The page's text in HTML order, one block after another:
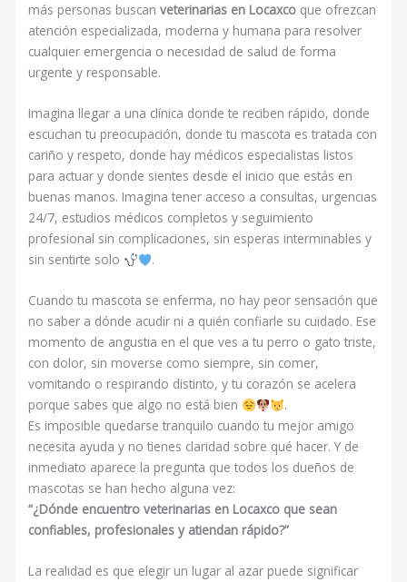
más personas buscanveterinarias en Locaxco que ofrezcan
atención especializada, moderna y humana para resolver
cualquier emergencia o necesidad de salud de forma
urgente y responsable.
Imagina llegar a una clínica donde te reciben rápido, donde
escuchan tu preocupación, donde tu mascota es tratada con
cariño y respeto, donde hay médicos especialistas listos
para actuar y donde sientes desde el inicio que estás en
buenas manos. Imagina tener acceso a consultas, urgencias
24/7, estudios médicos completos y seguimiento
profesional sin complicaciones, sin esperas interminables y
sin sentirte solo
.
Cuando tu mascota se enferma, no hay peor sensación que
no saber a dónde acudir ni a quién confiarle su cuidado. Ese
momento de angustia en el que ves a tu perro o gato triste,
con dolor, sin moverse como siempre, sin comer,
vomitando o respirando distinto, y tu corazón se acelera
porque sabes que algo no está bien
.
Es imposible quedarse tranquilo cuando tu mejor amigo
necesita ayuda y no tienes claridad sobre qué hacer. Y de
inmediato aparece la pregunta que todos los dueños de
mascotas se han hecho alguna vez:
“¿Dónde encuentro veterinarias en Locaxco que sean
confiables, profesionales y atiendan rápido?”
La realidad es que elegir un lugar al azar puede significar